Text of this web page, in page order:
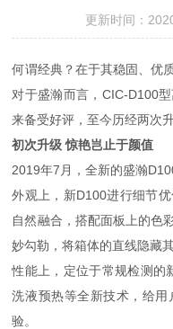
更新时间：
何谓经典？在于其稳固、优
对于盛瀚而言，CIC-D100
来备受好评，至今历经两次
初次升级 惊艳岂止于颜值
2019年7月，全新的盛瀚
外观上，新D100进行细节
自然融合，搭配面板上的色
妙勾勒，将箱体的直线隐藏
性能上，定位于常规检测的
洗液预热等全新技术，给
验。